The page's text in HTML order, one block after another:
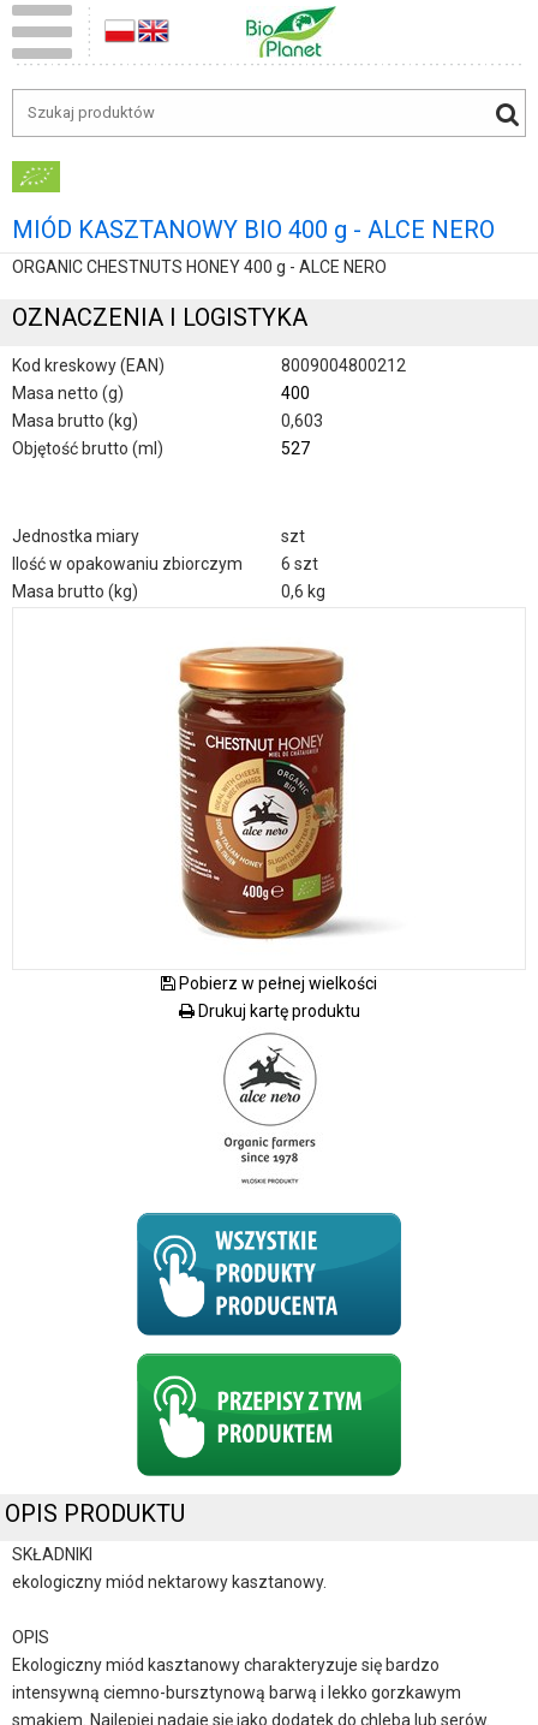
MIÓD KASZTANOWY BIO 400 g - ALCE NERO
ORGANIC CHESTNUTS HONEY 400 g - ALCE NERO
OZNACZENIA I LOGISTYKA
Kod kreskowy (EAN)
8009004800212
Masa netto (g)
400
Masa brutto (kg)
0,603
Objętość brutto (ml)
527
Jednostka miary
szt
Ilość w opakowaniu zbiorczym
6 szt
Masa brutto (kg)
0,6 kg
Pobierz w pełnej wielkości
Drukuj kartę produktu
OPIS PRODUKTU
SKŁADNIKI
ekologiczny miód nektarowy kasztanowy.
OPIS
Ekologiczny miód kasztanowy charakteryzuje się bardzo
intensywną ciemno-bursztynową barwą i lekko gorzkawym
smakiem. Najlepiej nadaje się jako dodatek do chleba lub serów.